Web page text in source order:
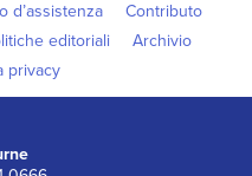
d’assistenza
Contributo
editoriali
Archivio
privacy